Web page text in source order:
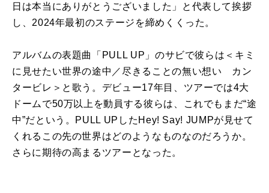
日は本当にありがとうございました」と代表して挨拶
し、2024年最初のステージを締めくくった。
アルバムの表題曲「PULL UP」のサビで彼らは＜キミ
に見せたい世界の途中／尽きることの無い想い カン
タービレ＞と歌う。デビュー17年目、ツアーでは4大
ドームで50万以上を動員する彼らは、これでもまだ“途
中”だという。PULL UPしたHey! Say! JUMPが見せて
くれるこの先の世界はどのようなものなのだろうか。
さらに期待の高まるツアーとなった。